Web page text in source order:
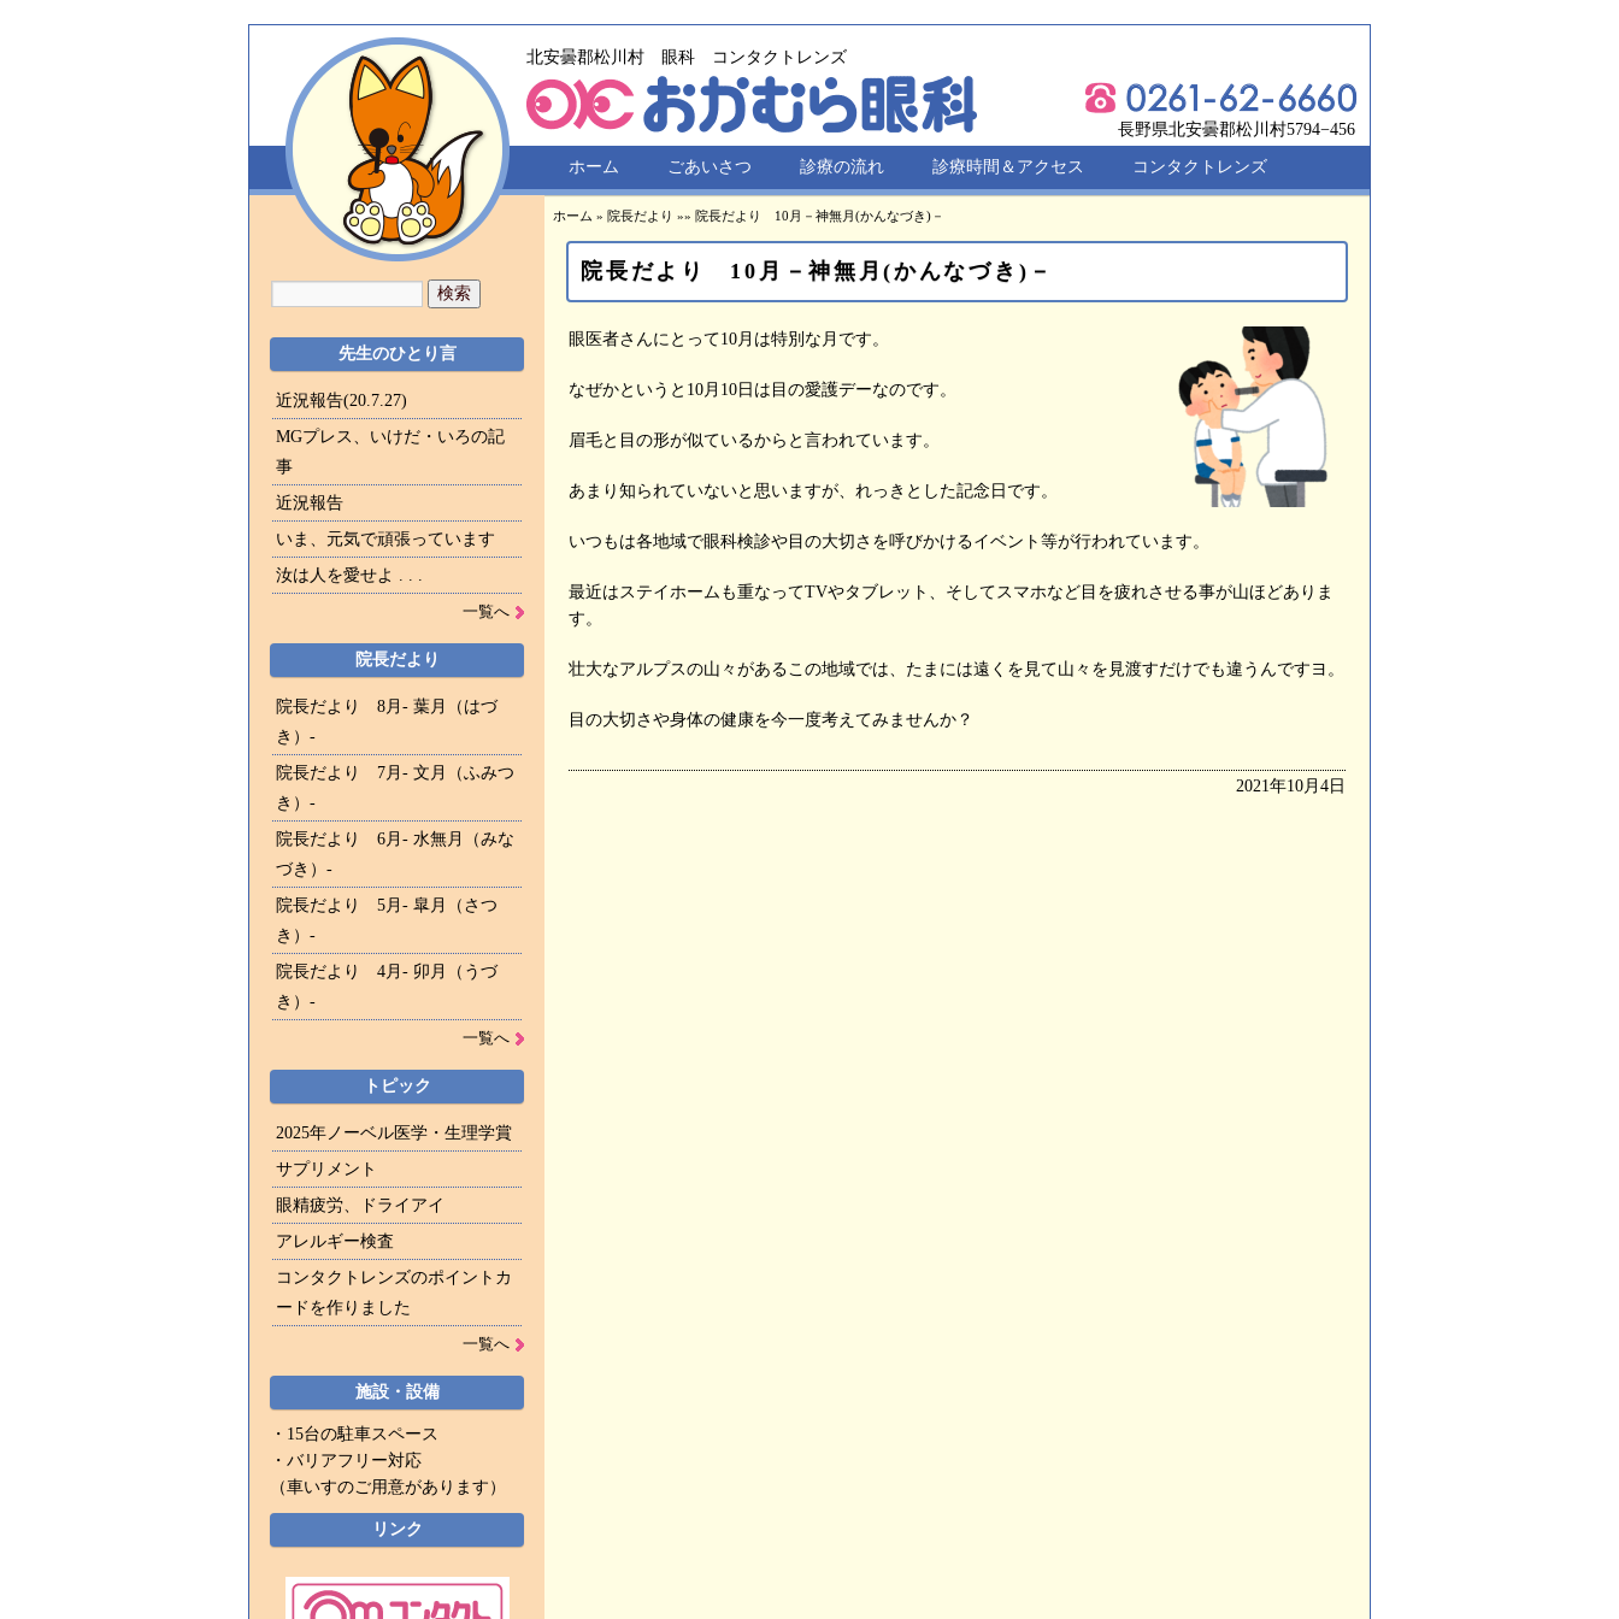
北安曇郡松川村 眼科 コンタクトレンズ
長野県北安曇郡松川村5794−456
ホーム ごあいさつ 診療の流れ 診療時間＆アクセス コンタクトレンズ
ホーム » 院長だより »» 院長だより 10月－神無月(かんなづき)－
院長だより 10月－神無月(かんなづき)－
眼医者さんにとって10月は特別な月です。
なぜかというと10月10日は目の愛護デーなのです。
眉毛と目の形が似ているからと言われています。
あまり知られていないと思いますが、れっきとした記念日です。
いつもは各地域で眼科検診や目の大切さを呼びかけるイベント等が行われています。
最近はステイホームも重なってTVやタブレット、そしてスマホなど目を疲れさせる事が山ほどありま
す。
壮大なアルプスの山々があるこの地域では、たまには遠くを見て山々を見渡すだけでも違うんですヨ。
目の大切さや身体の健康を今一度考えてみませんか？
2021年10月4日
先生のひとり言
近況報告(20.7.27)
MGプレス、いけだ・いろの記
事
近況報告
いま、元気で頑張っています
汝は人を愛せよ . . .
一覧へ
院長だより
院長だより 8月- 葉月（はづ
き）-
院長だより 7月- 文月（ふみつ
き）-
院長だより 6月- 水無月（みな
づき）-
院長だより 5月- 皐月（さつ
き）-
院長だより 4月- 卯月（うづ
き）-
一覧へ
トピック
2025年ノーベル医学・生理学賞
サプリメント
眼精疲労、ドライアイ
アレルギー検査
コンタクトレンズのポイントカ
ードを作りました
一覧へ
施設・設備
・15台の駐車スペース
・バリアフリー対応
（車いすのご用意があります）
リンク